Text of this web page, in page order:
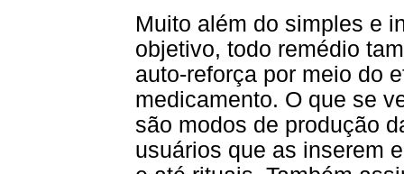
Muito além do simples e
objetivo, todo remédio
auto-reforça por meio do
medicamento. O que se
são modos de produção
usuários que as inserem